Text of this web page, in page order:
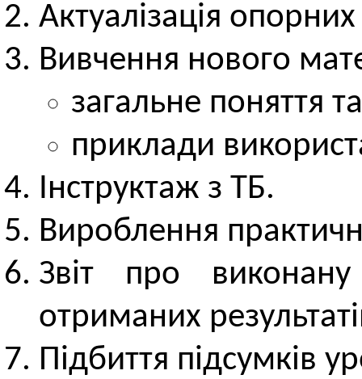
Актуалізація
Вивчення нового
загальне поняття
приклади
Інструктаж з ТБ.
Вироблення
Звіт про
отриманих
Підбиття підсумків